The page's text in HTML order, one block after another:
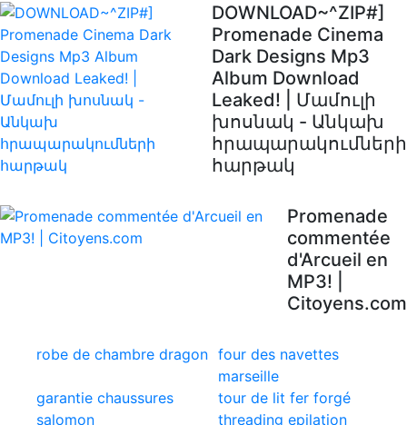
DOWNLOAD~^ZIP#]
Promenade Cinema
Dark Designs Mp3
Album Download
Leaked! | Մամուլի
խոսնակ - Անկախ
հրապարակումների
հարթակ
Promenade
commentée
d'Arcueil en
MP3! |
Citoyens.com
robe de chambre dragon four des navettes
marseille
garantie chaussures
salomon
tour de lit fer forgé
threading epilation